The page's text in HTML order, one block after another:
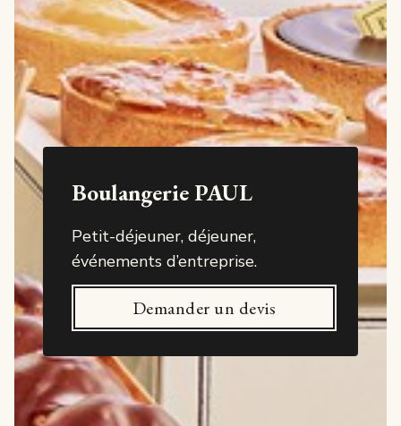
Boulangerie PAUL
Petit-déjeuner, déjeuner,
événements d’entreprise.
Demander un devis